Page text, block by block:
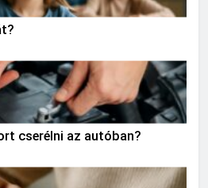
cserélni az autóban?